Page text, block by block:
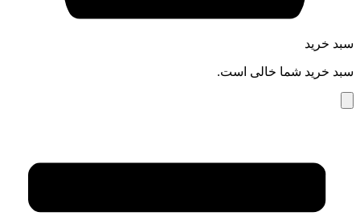
سبد خرید
سبد خرید شما خالی است.